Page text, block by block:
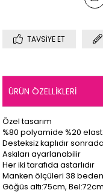
TAVSIYE ET
ÜRÜN ÖZELLIKLERI
Özel tasarım
%80 polyamide %20
Desteksiz kaplıdır
Askıları ayarlanabilir
Her iki tarafıda astarlıdır
Manken ölçüleri 38
Göğüs altı:75cm,